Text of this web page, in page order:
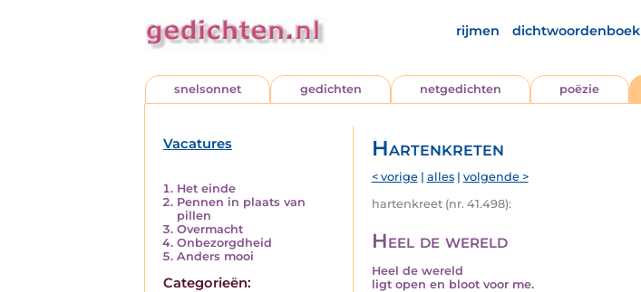
rijmen dichtwoordenboek
snelsonnet gedichten netgedichten poëzie
Vacatures
Het einde
Pennen in plaats van
pillen
Overmacht
Onbezorgdheid
Anders mooi
Categorieën:
Hartenkreten
< vorige| alles| volgende >
hartenkreet (nr. 41.498):
Heel de wereld
Heel de wereld
ligt open en bloot voor me.